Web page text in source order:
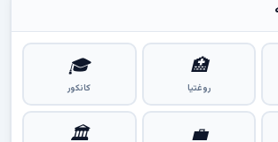
🏥
روغتیا
🎓
کانکور
💼
🏛